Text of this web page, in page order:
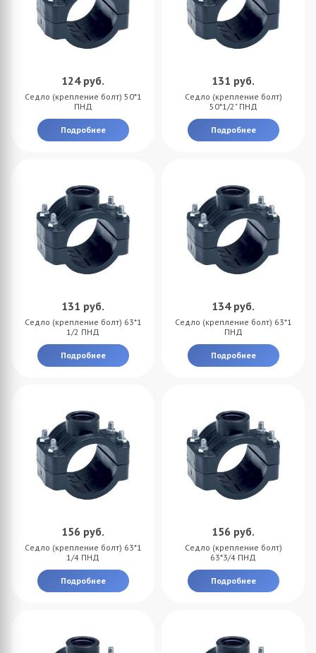
124 руб.
Седло (крепление болт) 50*1
ПНД
Подробнее
131 руб.
Седло (крепление болт)
50*1/2" ПНД
Подробнее
131 руб.
Седло (крепление болт) 63*1
1/2 ПНД
Подробнее
134 руб.
Седло (крепление болт) 63*1
ПНД
Подробнее
156 руб.
Седло (крепление болт) 63*1
1/4 ПНД
Подробнее
156 руб.
Седло (крепление болт)
63*3/4 ПНД
Подробнее